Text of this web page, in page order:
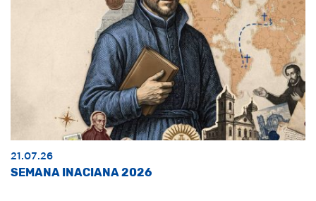
21.07.26
SEMANA INACIANA 2026